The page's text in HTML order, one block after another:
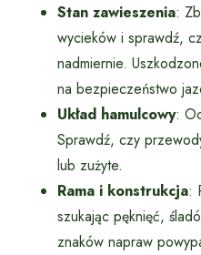
Stan zawieszenia:
wycieków i sprawdź,
nadmiernie.
na bezpieczeństwo
Układ hamulcowy:
Sprawdź, czy
lub zużyte.
Rama i konstrukcja:
szukając pęknięć,
znaków napraw